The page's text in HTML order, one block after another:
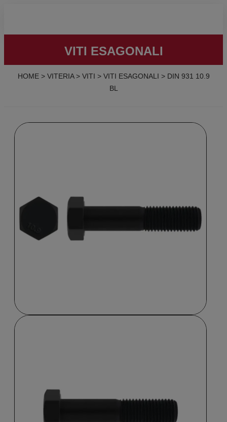
VITI ESAGONALI
HOME> VITERIA> VITI > VITI ESAGONALI > DIN 931 10.9
BL